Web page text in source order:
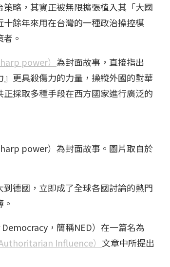
略，其實正被無限擴張植入其「大國
餘年來用在台灣的一種政治操控模
。
power） 為封面故事，直接指出
』更具殺傷力的力量，操縱外國的對華
採取多種手段在西方國家進行廣泛的
power）為封面故事。圖片取自於
德國，立即成了全球各國討論的熱門
，簡稱NED）在一篇名為
Influence） 文章中所提出